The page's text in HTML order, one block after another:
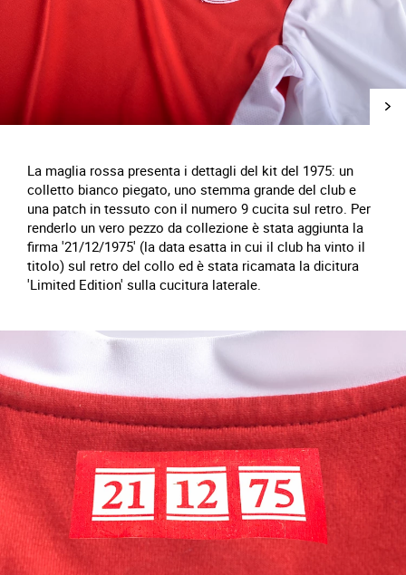
La maglia rossa presenta i dettagli del kit del 1975: un
colletto bianco piegato, uno stemma grande del club e
una patch in tessuto con il numero 9 cucita sul retro. Per
renderlo un vero pezzo da collezione è stata aggiunta la
firma '21/12/1975' (la data esatta in cui il club ha vinto il
titolo) sul retro del collo ed è stata ricamata la dicitura
'Limited Edition' sulla cucitura laterale.